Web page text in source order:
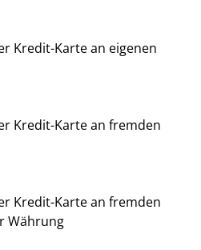
Kredit-Karte an eigenen
Kredit-Karte an fremden
Kredit-Karte an fremden
Währung